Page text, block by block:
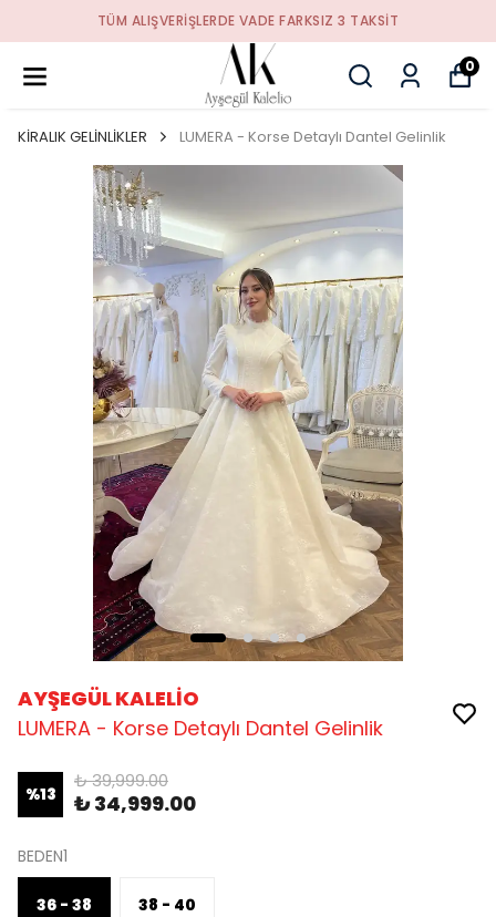
TÜM ALIŞVERIŞLERDE VADE FARKSIZ 3 TAKSIT
0
KİRALIK GELİNLİKLER LUMERA - Korse Detaylı Dantel Gelinlik
AYŞEGÜL KALELİO
LUMERA - Korse Detaylı Dantel Gelinlik
%13
₺ 39,999.00
₺ 34,999.00
BEDEN1
36 - 38 38 - 40